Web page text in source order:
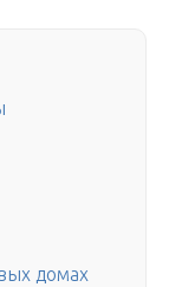
домах